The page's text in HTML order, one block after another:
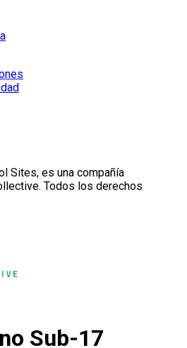
Sites, es una compañía
Todos los derechos
Sub-17